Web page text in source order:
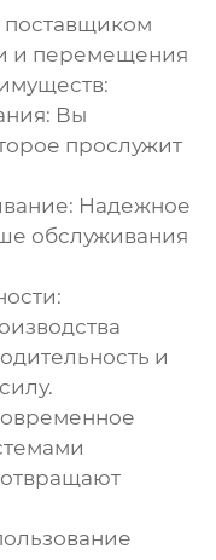
поставщиком
и перемещения
Вы
прослужит
Надежное
обслуживания
и